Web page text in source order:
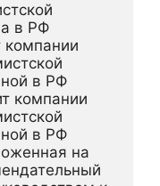
в РФ
компании
в РФ
компании
в РФ
на